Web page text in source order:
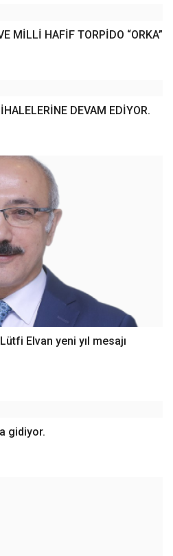
MİLLİ HAFİF TORPİDO “ORKA”
DEVAM EDİYOR.
Elvan yeni yıl mesajı
gidiyor.